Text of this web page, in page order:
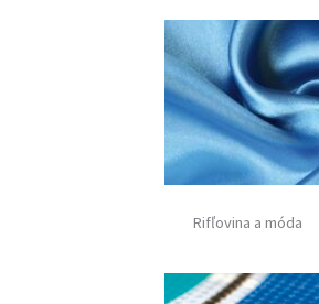
Rifľovina a móda